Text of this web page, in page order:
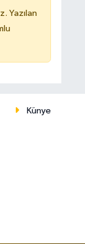
Yazılan
Künye